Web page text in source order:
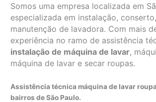
Somos uma empresa localizada em
especializada em instalação,
manutenção de lavadora. Com mais
experiência no ramo de assistência
instalação de máquina de lavar,
máquina de lavar e secar roupas.
Assistência técnica máquina de lavar
bairros de São Paulo.